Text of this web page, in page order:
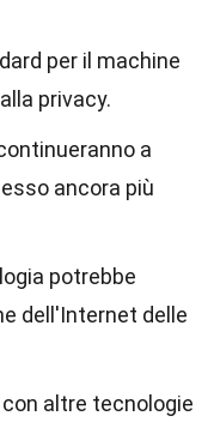
per il machine
privacy.
a
ancora più
potrebbe
dell'Internet delle
altre tecnologie